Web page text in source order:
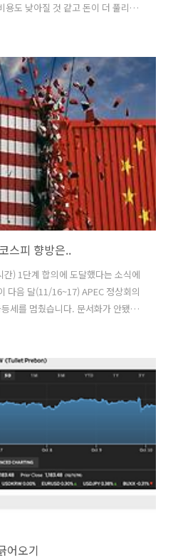
용도 낮아질 것 같고 돈이 더 풀리니
것 아닌가 하는 생각이 드시는 분들
나 가능한 일입니다. 인플레이션이
플레이션의 시대가 아닙니다. 지금
레이션에 이미 접어 들었다고 봐
지 않아야 합니다. 작년 소비자 물
년 최종 소비자 물가 ..
스피 향방은..
) 1단계 합의에 도달했다는 소식에
다음 달(11/16~17) APEC 정상회의
세를 멈췄습니다. 문서화가 안됐기
심리를 그대로 보여준 것이지요.
"미·중, 중요한 1단계 합의 도달"
만 흔들리거나 흥분할 필요가 없습
패배할 때까지 멈추지 않을 것이
마다 수많은 기사들이 갈대처럼 흔들
어오기